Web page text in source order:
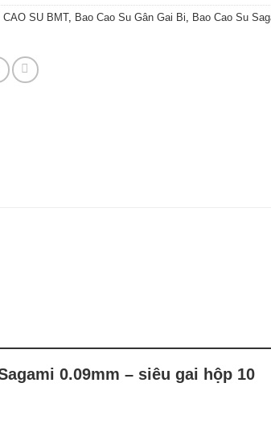
CAO SU BMT, Bao Cao Su Gân Gai Bi, Bao Cao Su
0.09mm – siêu gai hộp 10